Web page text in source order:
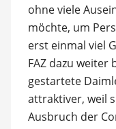
ohne viele
möchte, um
erst einmal viel
FAZ dazu weiter
gestartete
attraktiver, weil
Ausbruch der